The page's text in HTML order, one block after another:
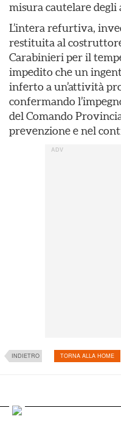
misura cautelare
L’intera refurtiva,
restituita al
Carabinieri per il
impedito che un
inferto a un’attività
confermando
del Comando
prevenzione e nel
INDIETRO TORNA ALLA HOME